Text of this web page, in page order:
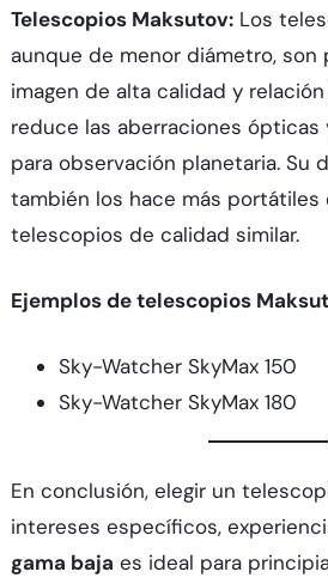
Telescopios Maksutov:Los
aunque de menor diámetro, son
imagen de alta calidad y
reduce las aberraciones ópticas
para observación planetaria. Su
también los hace más
telescopios de calidad similar.
Ejemplos de telescopios
Sky-Watcher SkyMax 150
Sky-Watcher SkyMax 180
En conclusión, elegir un
intereses específicos,
gama baja es ideal para